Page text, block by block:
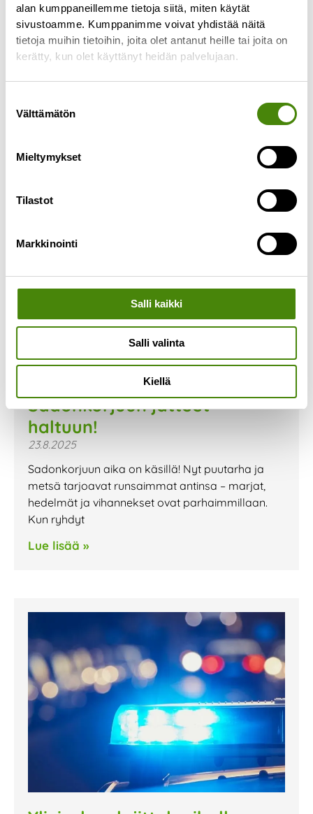
alan kumppaneillemme tietoja siitä, miten käytät
sivustoamme. Kumppanimme voivat yhdistää näitä
tietoja muihin tietoihin, joita olet antanut heille tai joita on
kerätty, kun olet käyttänyt heidän palvelujaan.
valinta
Välttämätön
Mieltymykset
Tilastot
Markkinointi
Salli kaikki
Salli valinta
Kiellä
Kuolinpesän tyhjentäminen
4.9.2025
Kuolinpesän tyhjentäminen ja tavaroiden
perikunta tyhjentää kuolinpesän. Tavaroiden
Sadonkorjuun jätteet
haltuun!
23.8.2025
Sadonkorjuun aika on käsillä! Nyt puutarha ja
metsä tarjoavat runsaimmat antinsa – marjat,
hedelmät ja vihannekset ovat parhaimmillaan.
Kun ryhdyt
Lue lisää »